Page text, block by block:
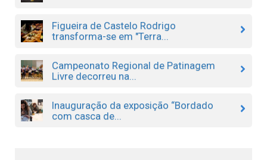
Figueira de Castelo Rodrigo
transforma-se em "Terra...
Campeonato Regional de Patinagem
Livre decorreu na...
Inauguração da exposição “Bordado
com casca de...